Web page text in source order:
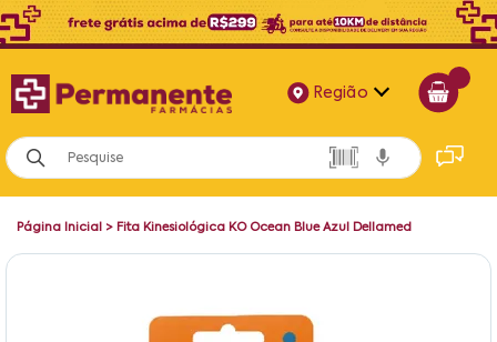
Região
Alagoas
Bahia
Página Inicial > Fita Kinesiológica KO Ocean Blue Azul Dellamed